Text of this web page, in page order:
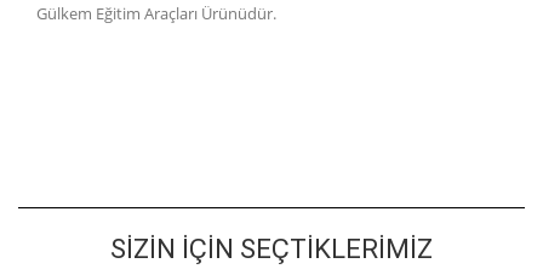
Gülkem Eğitim Araçları Ürünüdür.
SIZIN İÇIN SEÇTIKLERIMIZ